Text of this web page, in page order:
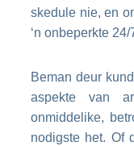
skedule nie, en
‘n onbeperkte
Beman deur
aspekte van
onmiddelike,
nodigste het. Of